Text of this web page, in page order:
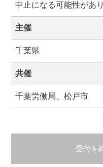
中止になる可能性があ
主催
千葉県
共催
千葉労働局、松戸市
受付を